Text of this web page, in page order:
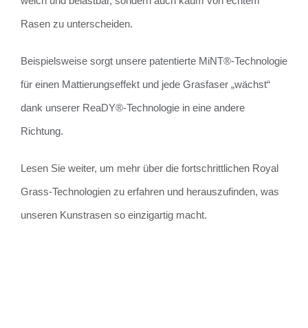
Rasen zu unterscheiden.
Beispielsweise sorgt unsere patentierte MiNT®-Technologie
für einen Mattierungseffekt und jede Grasfaser „wächst“
dank unserer ReaDY®-Technologie in eine andere
Richtung.
Lesen Sie weiter, um mehr über die fortschrittlichen Royal
Grass-Technologien zu erfahren und herauszufinden, was
unseren Kunstrasen so einzigartig macht.